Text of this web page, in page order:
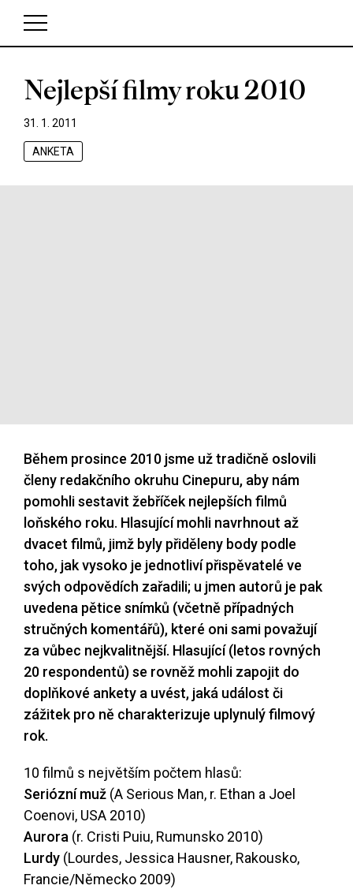
V košíku zatím nemáte žádné položky.
Nejlepší filmy roku 2010
31. 1. 2011
ANKETA
Během prosince 2010 jsme už tradičně oslovili
členy redakčního okruhu Cinepuru, aby nám
pomohli sestavit žebříček nejlepších filmů
loňského roku. Hlasující mohli navrhnout až
dvacet filmů, jimž byly přiděleny body podle
toho, jak vysoko je jednotliví přispěvatelé ve
svých odpovědích zařadili; u jmen autorů je pak
uvedena pětice snímků (včetně případných
stručných komentářů), které oni sami považují
za vůbec nejkvalitnější. Hlasující (letos rovných
20 respondentů) se rovněž mohli zapojit do
doplňkové ankety a uvést, jaká událost či
zážitek pro ně charakterizuje uplynulý filmový
rok.
10 filmů s největším počtem hlasů:
Seriózní muž (A Serious Man, r. Ethan a Joel
Coenovi, USA 2010)
Aurora (r. Cristi Puiu, Rumunsko 2010)
Lurdy (Lourdes, Jessica Hausner, Rakousko,
Francie/Německo 2009)